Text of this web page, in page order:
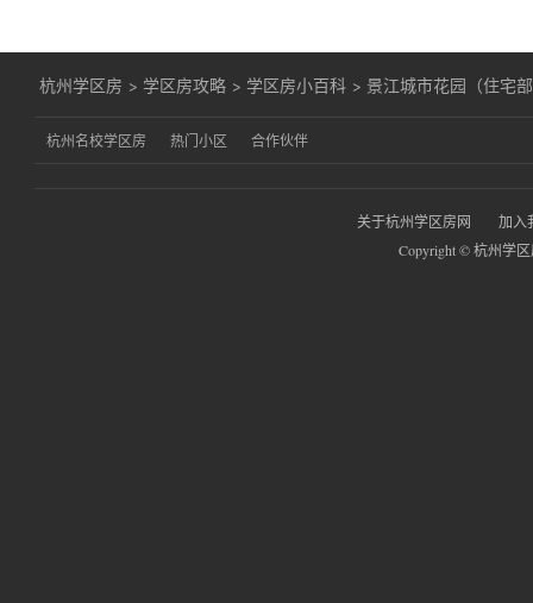
杭州学区房 > 学区房攻略 > 学区房小百科 > 景江城市花园（住宅
杭州名校学区房 热门小区 合作伙伴
关于杭州学区房网
加入
Copyright © 杭州学